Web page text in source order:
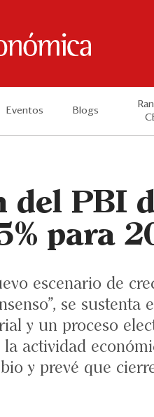
Eventos Blogs
del PBI
para
escenario de
se sustenta
y un proceso
actividad
y prevé que